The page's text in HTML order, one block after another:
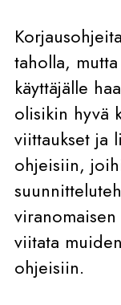
taholla,
käyttäjälle
olisikin hyvä
viittaukset ja
ohjeisiin,
viitata
ohjeisiin.